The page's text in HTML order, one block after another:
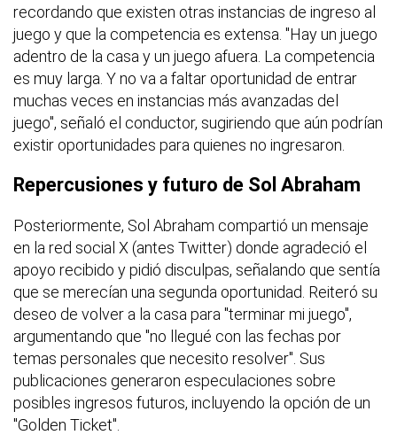
recordando que existen otras instancias de ingreso al
juego y que la competencia es extensa. "Hay un juego
adentro de la casa y un juego afuera. La competencia
es muy larga. Y no va a faltar oportunidad de entrar
muchas veces en instancias más avanzadas del
juego", señaló el conductor, sugiriendo que aún podrían
existir oportunidades para quienes no ingresaron.
Repercusiones y futuro de Sol Abraham
Posteriormente, Sol Abraham compartió un mensaje
en la red social X (antes Twitter) donde agradeció el
apoyo recibido y pidió disculpas, señalando que sentía
que se merecían una segunda oportunidad. Reiteró su
deseo de volver a la casa para "terminar mi juego",
argumentando que "no llegué con las fechas por
temas personales que necesito resolver". Sus
publicaciones generaron especulaciones sobre
posibles ingresos futuros, incluyendo la opción de un
"Golden Ticket".